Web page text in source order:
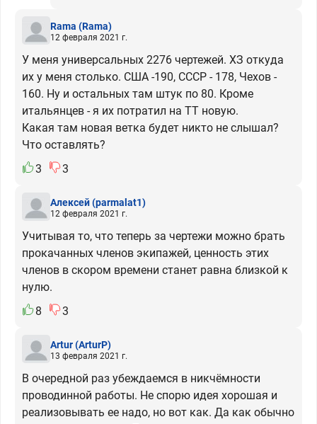
Rama (Rama)
12 февраля 2021 г.
У меня универсальных 2276 чертежей. ХЗ откуда
их у меня столько. США -190, СССР - 178, Чехов -
160. Ну и остальных там штук по 80. Кроме
итальянцев - я их потратил на ТТ новую.
Какая там новая ветка будет никто не слышал?
Что оставлять?
3
3
Алексей(parmalat1)
12 февраля 2021 г.
Учитывая то, что теперь за чертежи можно брать
прокачанных членов экипажей, ценность этих
членов в скором времени станет равна близкой к
нулю.
8
3
Artur(ArturP)
13 февраля 2021 г.
В очередной раз убеждаемся в никчёмности
проводинной работы. Не спорю идея хорошая и
реализовывать ее надо, но вот как. Да как обычно